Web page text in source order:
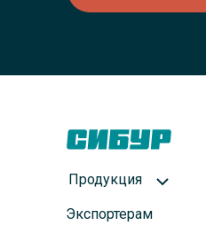
Продукция
Экспортерам